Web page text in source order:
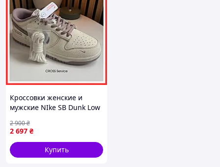
Кроссовки женские и
мужские NIke SB Dunk Low
кроссовки Найк СБ Данк
бежевые низкие
2 697 ₴
2 900₴
Купить